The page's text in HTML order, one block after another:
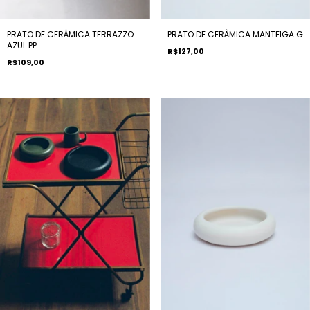
PRATO DE CERÂMICA TERRAZZO
AZUL PP
R$109,00
PRATO DE CERÂMICA MANTEIGA G
R$127,00